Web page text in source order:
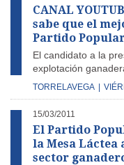
CANAL
sabe que el
Partido
El candidato a la
explotación
TORRELAVEGA
15/03/2011
El Partido
la Mesa
sector